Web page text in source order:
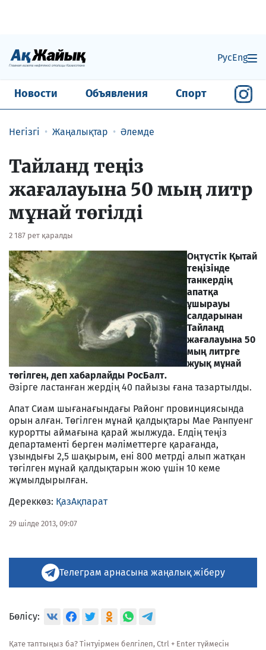
РусEng
Новости Объявления Спорт
Негізгі Жаңалықтар Әлемде
Тайланд теңіз
жағалауына 50 мың литр
мұнай төгілді
2 187 рет қаралды
Оңтүстік Қытай
теңізінде
танкердің
апатқа
ұшырауы
салдарынан
Тайланд
жағалауына 50
мың литрге
жуық мұнай
төгілген, деп хабарлайды РосБалт.
Әзірге ластанған жердің 40 пайызы ғана тазартылды.
Апат Сиам шығанағындағы Районг провинциясында
орын алған. Төгілген мұнай қалдықтары Мае Ранпуенг
курортты аймағына қарай жылжуда. Елдің теңіз
департаменті берген мәліметтерге қарағанда,
ұзындығы 2,5 шақырым, ені 800 метрді алып жатқан
төгілген мұнай қалдықтарын жою үшін 10 кеме
жұмылдырылған.
Дереккөз: ҚазАқпарат
29 шілде 2013, 09:07
Телеграм арнасына жаңалық жіберу
Бөлісу:
Қате таптыңыз ба? Тінтуірмен белгілеп, Ctrl + Enter түймесін